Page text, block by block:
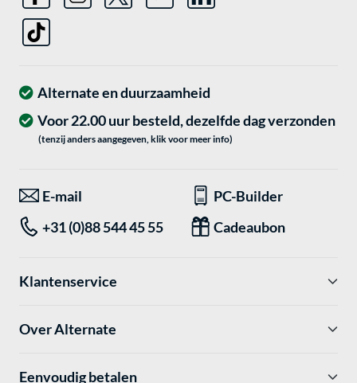
Alternate en duurzaamheid
Voor 22.00 uur besteld, dezelfde dag verzonden
(tenzij anders aangegeven, klik voor meer info)
E-mail
PC-Builder
+31 (0)88 544 45 55
Cadeaubon
Klantenservice
Over Alternate
Eenvoudig betalen